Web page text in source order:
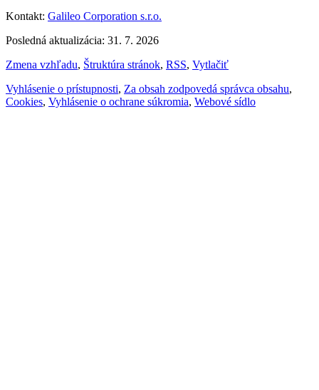
Kontakt: Galileo Corporation s.r.o.
Posledná aktualizácia: 31. 7. 2026
Zmena vzhľadu, Štruktúra stránok, RSS, Vytlačiť
Vyhlásenie o prístupnosti, Za obsah zodpovedá správca obsahu,
Cookies, Vyhlásenie o ochrane súkromia, Webové sídlo